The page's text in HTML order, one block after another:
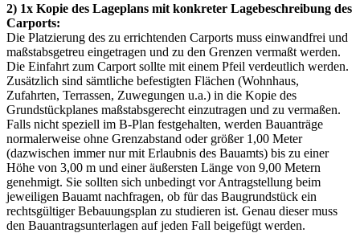
2) 1x Kopie des Lageplans mit konkreter Lagebeschreibung des
Carports:
Die Platzierung des zu errichtenden Carports muss einwandfrei und
maßstabsgetreu eingetragen und zu den Grenzen vermaßt werden.
Die Einfahrt zum Carport sollte mit einem Pfeil verdeutlich werden.
Zusätzlich sind sämtliche befestigten Flächen (Wohnhaus,
Zufahrten, Terrassen, Zuwegungen u.a.) in die Kopie des
Grundstückplanes maßstabsgerecht einzutragen und zu vermaßen.
Falls nicht speziell im B-Plan festgehalten, werden Bauanträge
normalerweise ohne Grenzabstand oder größer 1,00 Meter
(dazwischen immer nur mit Erlaubnis des Bauamts) bis zu einer
Höhe von 3,00 m und einer äußersten Länge von 9,00 Metern
genehmigt. Sie sollten sich unbedingt vor Antragstellung beim
jeweiligen Bauamt nachfragen, ob für das Baugrundstück ein
rechtsgültiger Bebauungsplan zu studieren ist. Genau dieser muss
den Bauantragsunterlagen auf jeden Fall beigefügt werden.